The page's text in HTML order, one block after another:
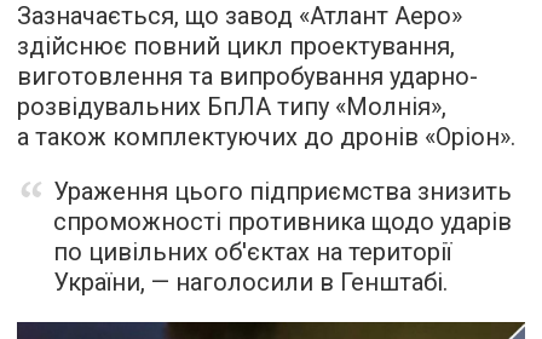
Зазначається, що завод «Атлант Аеро»
здійснює повний цикл проектування,
виготовлення та випробування ударно-
розвідувальних БпЛА типу «Молнія»,
а також комплектуючих до дронів «Оріон».
Ураження цього підприємства знизить
спроможності противника щодо ударів
по цивільних об'єктах на території
України, — наголосили в Генштабі.